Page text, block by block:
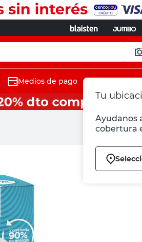
Tu
Ayudanos
cobertura
Medios de pago